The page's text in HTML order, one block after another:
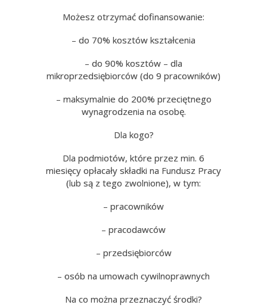
Możesz otrzymać dofinansowanie:
– do 70% kosztów kształcenia
– do 90% kosztów – dla
mikroprzedsiębiorców (do 9 pracowników)
– maksymalnie do 200% przeciętnego
wynagrodzenia na osobę.
Dla kogo?
Dla podmiotów, które przez min. 6
miesięcy opłacały składki na Fundusz Pracy
(lub są z tego zwolnione), w tym:
– pracowników
– pracodawców
– przedsiębiorców
– osób na umowach cywilnoprawnych
Na co można przeznaczyć środki?